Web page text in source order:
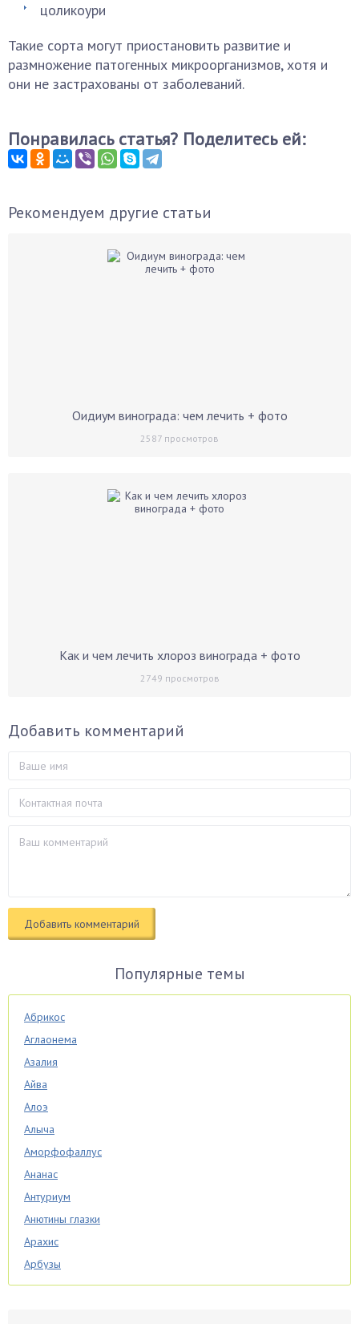
цоликоури
Такие сорта могут приостановить развитие и
размножение патогенных микроорганизмов, хотя и
они не застрахованы от заболеваний.
Понравилась статья? Поделитесь ей:
Рекомендуем другие статьи
Оидиум винограда: чем лечить + фото
2587 просмотров
Как и чем лечить хлороз винограда + фото
2749 просмотров
Добавить комментарий
Популярные темы
Абрикос
Аглаонема
Азалия
Айва
Алоэ
Алыча
Аморфофаллус
Ананас
Антуриум
Анютины глазки
Арахис
Арбузы
Аспарагус